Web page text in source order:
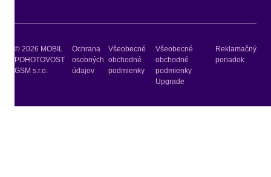
© 2026 MOBIL
POHOTOVOST
GSM s.r.o.
Ochrana
osobných
údajov
Všeobecné
obchodné
podmienky
Všeobecné
obchodné
podmienky
Upgrade
Reklamačný
poriadok